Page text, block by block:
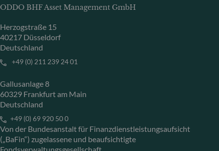
ODDO BHF Asset Management GmbH
Herzogstraße 15
40217 Düsseldorf
Deutschland
+49 (0) 211 239 24 01
Gallusanlage 8
60329 Frankfurt am Main
Deutschland
+49 (0) 69 920 50 0
Von der Bundesanstalt für Finanzdienstleistungsaufsicht
(„BaFin“) zugelassene und beaufsichtigte